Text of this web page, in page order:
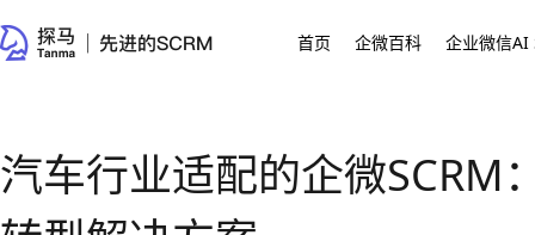
首页 企微百科 企业微信AI
汽车行业适配的企微SCRM